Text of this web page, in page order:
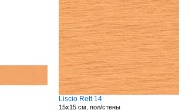
Liscio Rett 14
15x15 см, пол/стены